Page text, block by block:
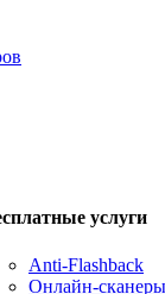
услуги
Anti-Flashback
Онлайн-сканеры